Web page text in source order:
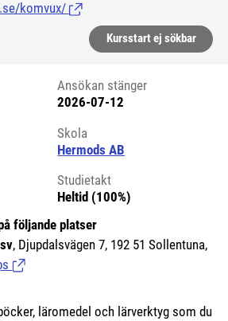
komvux/ (Länk till extern sida.)
Kursstart ej sökbar
Ansökan stänger
2026-07-12
Skola
Hermods AB
Studietakt
Heltid (100%)
följande platser
, Djupdalsvägen 7, 192 51 Sollentuna,
(Länk till extern sida.)
läromedel och lärverktyg som du